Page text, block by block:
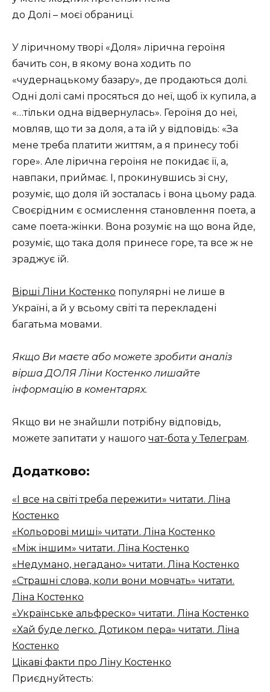
до Долі – моєї обраниці.
У ліричному творі «Доля» лірична героїня
бачить сон, в якому вона ходить по
«чудернацькому базару», де продаються долі.
Одні долі самі просяться до неї, щоб їх купила, а
«…тільки одна відвернулась». Героїня до неї,
мовляв, що ти за доля, а та їй у відповідь: «За
мене треба платити життям, а я принесу тобі
горе». Але лірична героїня не покидає її, а,
навпаки, приймає. І, прокинувшись зі сну,
розуміє, що доля їй зосталась і вона цьому рада.
Своєрідним є осмислення становлення поета, а
саме поета-жінки. Вона розуміє на що вона йде,
розуміє, що така доля принесе горе, та все ж не
зраджує їй.
Вірші Ліни Костенко популярні не лише в
Україні, а й у всьому світі та перекладені
багатьма мовами.
Якщо Ви маєте або можете зробити аналіз
вірша ДОЛЯ Ліни Костенко лишайте
інформацію в коментарях.
Якщо ви не знайшли потрібну відповідь,
можете запитати у нашого чат-бота у Телеграм.
Додатково:
«І все на світі треба пережити» читати. Ліна
Костенко
«Кольорові миші» читати. Ліна Костенко
«Між іншим» читати. Ліна Костенко
«Недумано, негадано» читати. Ліна Костенко
«Страшні слова, коли вони мовчать» читати.
Ліна Костенко
«Українське альфреско» читати. Ліна Костенко
«Хай буде легко. Дотиком пера» читати. Ліна
Костенко
Цікаві факти про Ліну Костенко
Приєднуйтесть: